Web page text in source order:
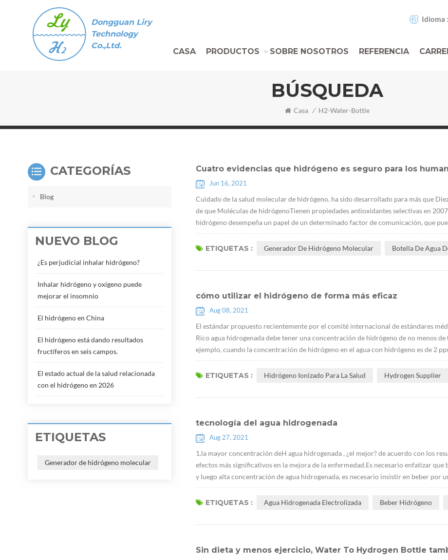
Dongguan Liry
Technology
Co.,Ltd.
Idioma :
CASA PRODUCTOS SOBRE NOSOTROS REFERENCIA
BÚSQUEDA
Casa / H2-Water-Bottle
Cuatro evidencias que hidrógeno es seguro para los
Jun 16, 2021
Cuidado de la salud molecular de hidrógeno. ha sido desarrollado para más que
de que Moléculas de hidrógenoTienen propiedades antioxidantes selectivas en
hidrógeno desempeña un papel de un determinado factor de comunicación, que
ETIQUETAS : Generador De Hidrógeno Molecular Botella De Agua
cómo utilizar el hidrógeno de forma más eficaz
Aug 08, 2021
El estándar propuesto recientemente por el comité internacional de estándares
Rico agua hidrogenada debe tener una concentración de hidrógeno de no menos
ejemplo, cuando la concentración de hidrógeno en el agua con hidrógeno es de 2
ETIQUETAS : Hidrógeno Ionizado Para La Salud Hydrogen Supplier
tecnología del agua hidrogenada
Aug 27, 2021
1.la mayor concentración deH agua hidrogenada , ¿el mejor? de acuerdo con los
efectos más significativos en la mejora de la enfermedad.Es necesario enfatizar
y luego alta concentración de agua hidrogenada, es necesario insistir en beber por
ETIQUETAS : Agua Hidrogenada Electrolizada Beber Hidrógeno
Sin dieta y menos ejercicio, Water To Hydrogen Bottle
CATEGORÍAS
Blog
NUEVO BLOG
¿Es perjudicial inhalar hidrógeno?
Inhalar hidrógeno y oxígeno puede
mejorar el insomnio
El hidrógeno en China
El hidrógeno está dando resultados
fructíferos en seis campos.
El estado actual de la salud relacionada
con el hidrógeno en 2026
ETIQUETAS
Generador de hidrógeno molecular